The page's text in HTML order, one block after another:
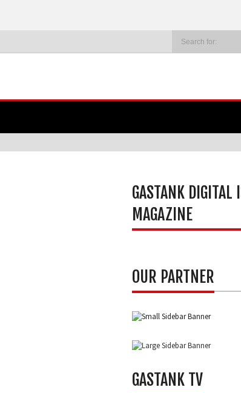
GASTANK DIGITAL
MAGAZINE
OUR PARTNER
GASTANK TV